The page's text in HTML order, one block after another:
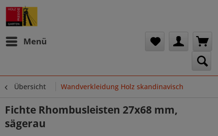
Menü
Übersicht Wandverkleidung Holz skandinavisch
Fichte Rhombusleisten 27x68 mm,
sägerau